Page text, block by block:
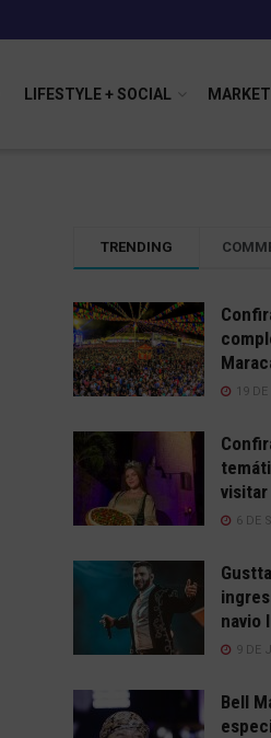
LIFESTYLE + SOCIAL
TRENDING
19
6 DE
navio
9 DE
Bell